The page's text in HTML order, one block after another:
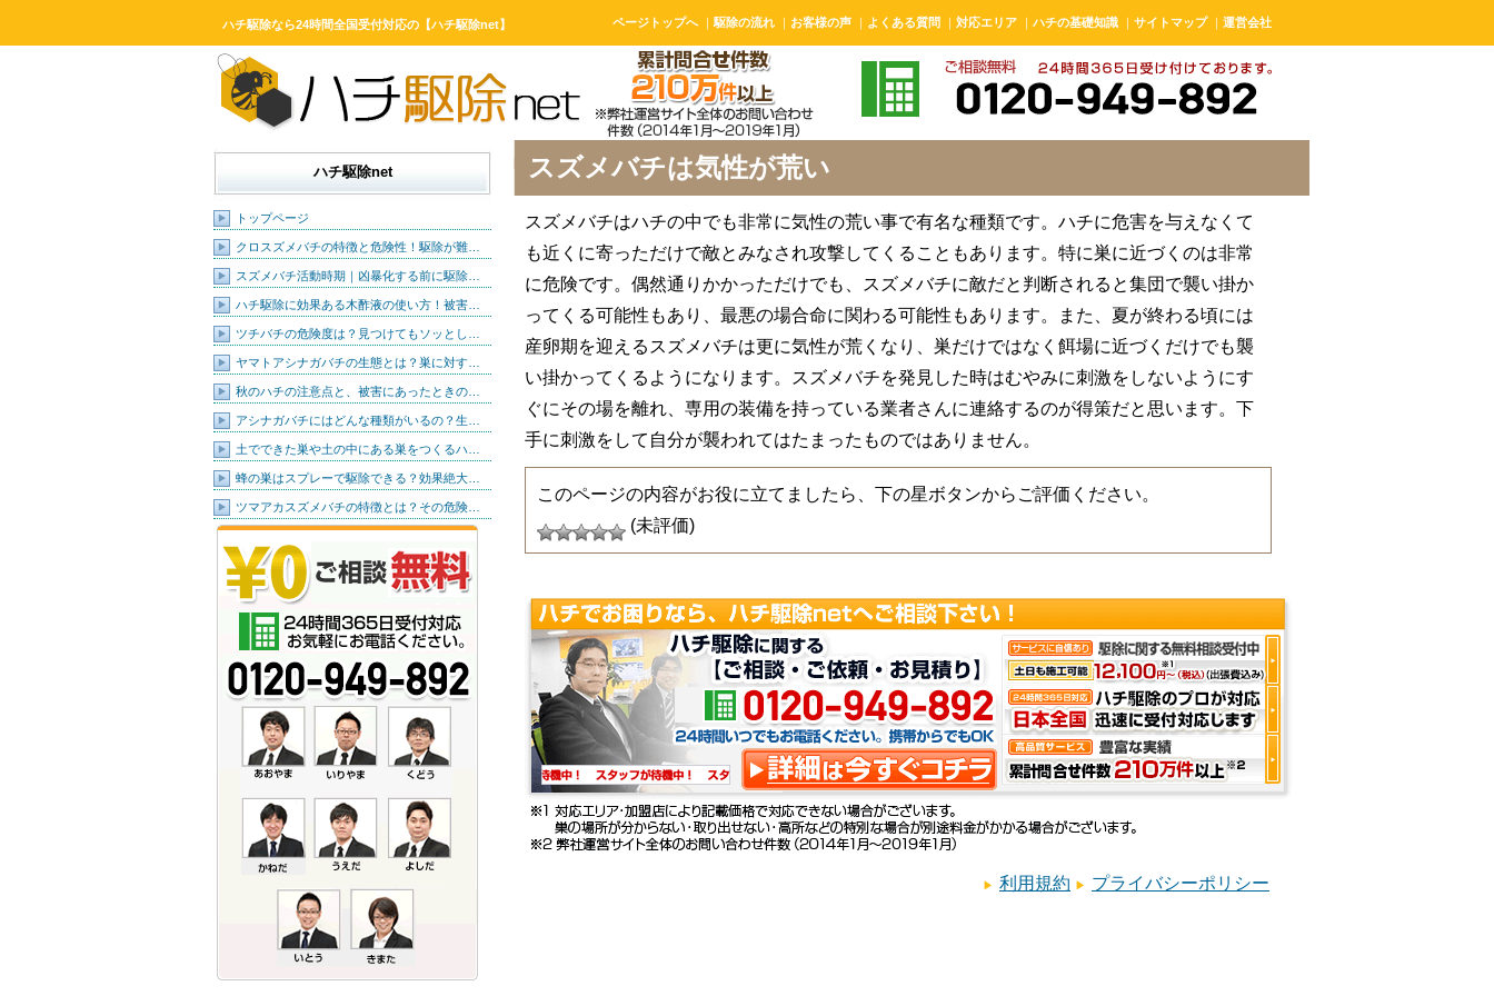
ハチ駆除なら24時間全国受付対応の【ハチ駆除net】 ページトップへ ｜ 駆除の流れ ｜ お客様の声 ｜ よくある質問 ｜ 対応エリア ｜ ハチの基礎知識 ｜ サイトマップ ｜ 運営会社
ハチ駆除net
トップページ
クロスズメバチの特徴と危険性！駆除が難…
スズメバチ活動時期｜凶暴化する前に駆除…
ハチ駆除に効果ある木酢液の使い方！被害…
ツチバチの危険度は？見つけてもソッとし…
ヤマトアシナガバチの生態とは？巣に対す…
秋のハチの注意点と、被害にあったときの…
アシナガバチにはどんな種類がいるの？生…
土でできた巣や土の中にある巣をつくるハ…
蜂の巣はスプレーで駆除できる？効果絶大…
ツマアカスズメバチの特徴とは？その危険…
スズメバチは気性が荒い
スズメバチはハチの中でも非常に気性の荒い事で有名な種類です。ハチに危害を与えなくて
も近くに寄っただけで敵とみなされ攻撃してくることもあります。特に巣に近づくのは非常
に危険です。偶然通りかかっただけでも、スズメバチに敵だと判断されると集団で襲い掛か
ってくる可能性もあり、最悪の場合命に関わる可能性もあります。また、夏が終わる頃には
産卵期を迎えるスズメバチは更に気性が荒くなり、巣だけではなく餌場に近づくだけでも襲
い掛かってくるようになります。スズメバチを発見した時はむやみに刺激をしないようにす
ぐにその場を離れ、専用の装備を持っている業者さんに連絡するのが得策だと思います。下
手に刺激をして自分が襲われてはたまったものではありません。
このページの内容がお役に立てましたら、下の星ボタンからご評価ください。
(未評価)
利用規約 プライバシーポリシー